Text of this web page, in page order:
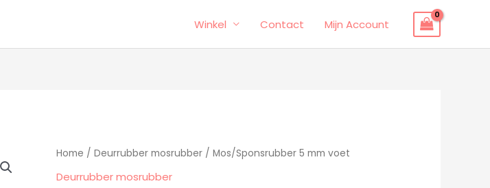
Winkel Contact Mijn Account
Home / Deurrubber mosrubber / Mos/Sponsrubber 5 mm voet
Deurrubber mosrubber
Mos/Sponsrubber
5